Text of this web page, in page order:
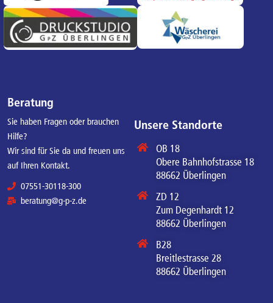
Unsere Standorte
OB 18
Obere Bahnhofstrasse 18
88662 Überlingen
ZD 12
Zum Degenhardt 12
88662 Überlingen
B28
Breitlestrasse 28
88662 Überlingen
Beratung
Sie haben Fragen oder brauchen
Hilfe?
Wir sind für Sie da und freuen uns
auf Ihren Kontakt.
07551-30118-300
beratung@g-p-z.de